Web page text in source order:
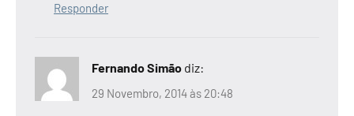
Responder
Fernando Simão diz:
29 Novembro, 2014 às 20:48